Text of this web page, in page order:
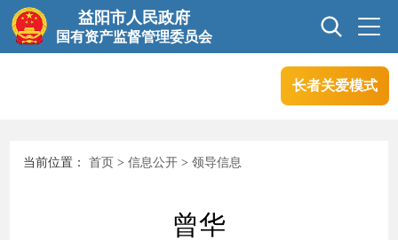
益阳市人民政府
国有资产监督管理委员会
信息公开
长者关爱模式
当前位置：首页 >信息公开 >领导信息
曾华